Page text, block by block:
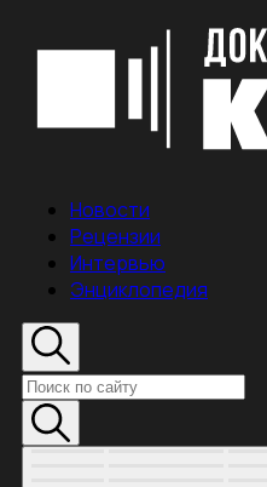
Новости
Рецензии
Интервью
Энциклопедия